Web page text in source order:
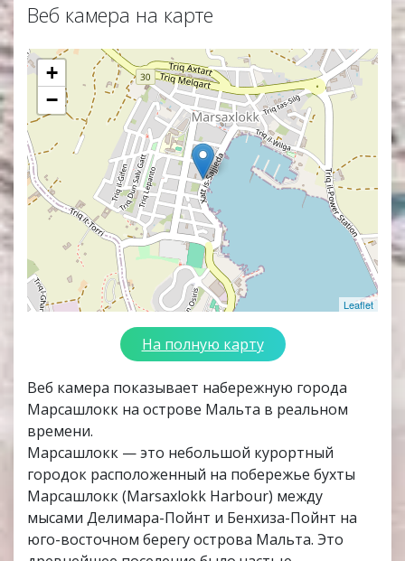
Веб камера на карте
+
−
Leaflet
На полную карту
Веб камера показывает набережную города
Марсашлокк на острове Мальта в реальном
времени.
Марсашлокк — это небольшой курортный
городок расположенный на побережье бухты
Марсашлокк (Marsaxlokk Harbour) между
мысами Делимара-Пойнт и Бенхиза-Пойнт на
юго-восточном берегу острова Мальта. Это